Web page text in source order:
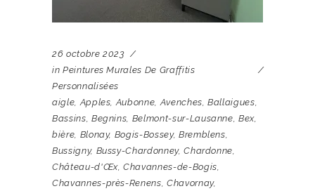
26 octobre 2023
in Peintures Murales De Graffitis
Personnalisées
aigle,Apples,Aubonne,Avenches,Ballaigues,
Bassins, Begnins, Belmont-sur-Lausanne,Bex,
bière, Blonay, Bogis-Bossey, Bremblens,
Bussigny, Bussy-Chardonney,Chardonne,
Château-d'Œx,Chavannes-de-Bogis,
Chavannes-près-Renens, Chavornay,